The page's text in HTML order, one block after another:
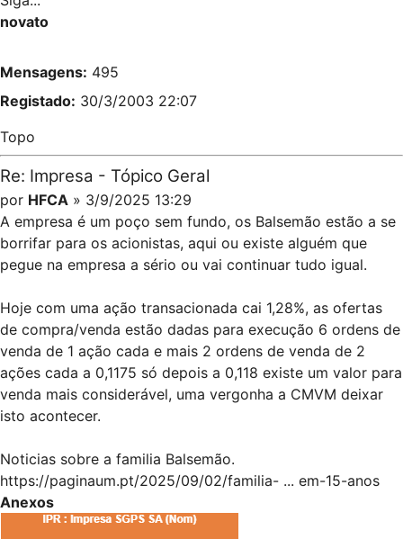
novato
Mensagens: 495
Registado: 30/3/2003 22:07
Topo
Re: Impresa - Tópico Geral
por HFCA » 3/9/2025 13:29
A empresa é um poço sem fundo, os Balsemão estão a se
borrifar para os acionistas, aqui ou existe alguém que
pegue na empresa a sério ou vai continuar tudo igual.
Hoje com uma ação transacionada cai 1,28%, as ofertas
de compra/venda estão dadas para execução 6 ordens de
venda de 1 ação cada e mais 2 ordens de venda de 2
ações cada a 0,1175 só depois a 0,118 existe um valor para
venda mais considerável, uma vergonha a CMVM deixar
isto acontecer.
Noticias sobre a familia Balsemão.
https://paginaum.pt/2025/09/02/familia- ... em-15-anos
Anexos